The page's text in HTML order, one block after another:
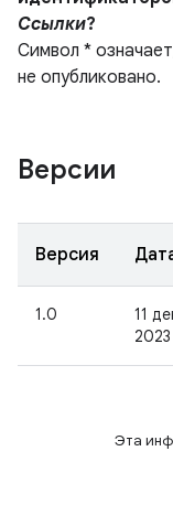
Ссылки?
Символ *
не опубликовано.
Версии
Версия
1.0
11
2023
Эта